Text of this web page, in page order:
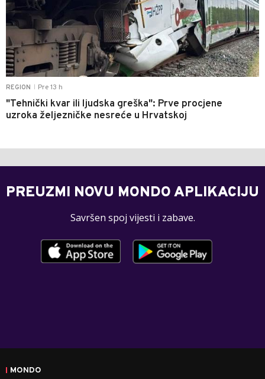
REGION Pre 13 h
"Tehnički kvar ili ljudska greška": Prve procjene
uzroka željezničke nesreće u Hrvatskoj
PREUZMI NOVU MONDO APLIKACIJU
Savršen spoj vijesti i zabave.
MONDO